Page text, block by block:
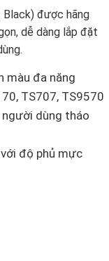
Black) được hãng
dễ dàng lắp đặt
màu đa năng
TS707, TS9570
dùng tháo
độ phủ mực